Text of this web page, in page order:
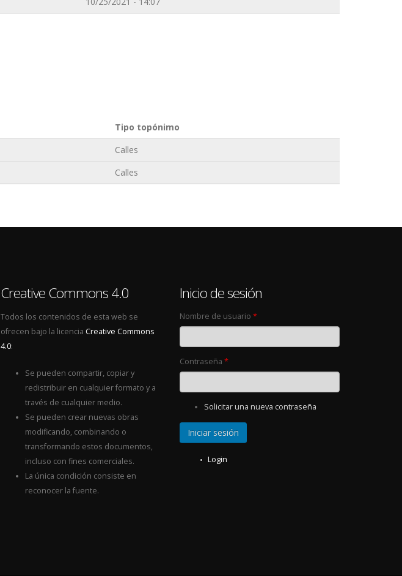
Tipo topónimo
Calles
Calles
Creative Commons 4.0
Todos los contenidos de esta web se
ofrecen bajo la licencia Creative Commons
4.0:
Se pueden compartir, copiar y
redistribuir en cualquier formato y a
través de cualquier medio.
Se pueden crear nuevas obras
modificando, combinando o
transformando estos documentos,
incluso con fines comerciales.
La única condición consiste en
reconocer la fuente.
Inicio de sesión
Nombre de usuario *
Contraseña *
Solicitar una nueva contraseña
Login